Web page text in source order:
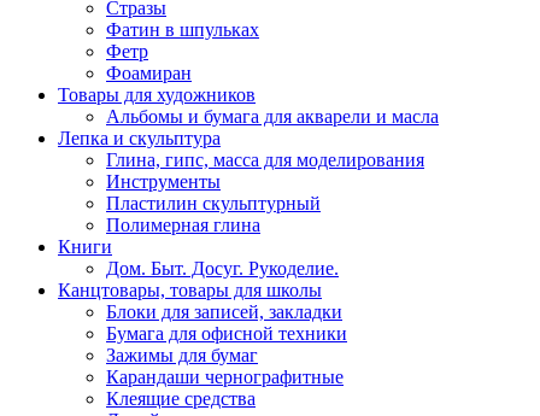
Стразы
Фатин в шпульках
Фетр
Фоамиран
Товары для художников
Альбомы и бумага для акварели и масла
Лепка и скульптура
Глина, гипс, масса для моделирования
Инструменты
Пластилин скульптурный
Полимерная глина
Книги
Дом. Быт. Досуг. Рукоделие.
Канцтовары, товары для школы
Блоки для записей, закладки
Бумага для офисной техники
Зажимы для бумаг
Карандаши чернографитные
Клеящие средства